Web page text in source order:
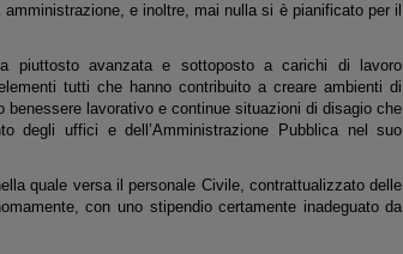
e inoltre, mai nulla si è pianificato per il
piuttosto avanzata e sottoposto a carichi di lavoro
tutti che hanno contribuito a creare ambienti di
lavorativo e continue situazioni di disagio che
degli uffici e dell’Amministrazione Pubblica nel suo
quale versa il personale Civile, contrattualizzato delle
con uno stipendio certamente inadeguato da